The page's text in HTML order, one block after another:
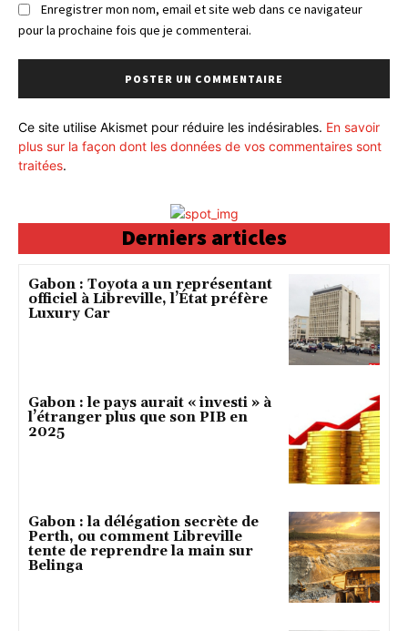
Enregistrer mon nom, email et site web dans ce navigateur
pour la prochaine fois que je commenterai.
Ce site utilise Akismet pour réduire les indésirables. En savoir
plus sur la façon dont les données de vos commentaires sont
traitées.
Derniers articles
Gabon : Toyota a un représentant
officiel à Libreville, l’État préfère
Luxury Car
Gabon : le pays aurait « investi » à
l’étranger plus que son PIB en
2025
Gabon : la délégation secrète de
Perth, ou comment Libreville
tente de reprendre la main sur
Belinga